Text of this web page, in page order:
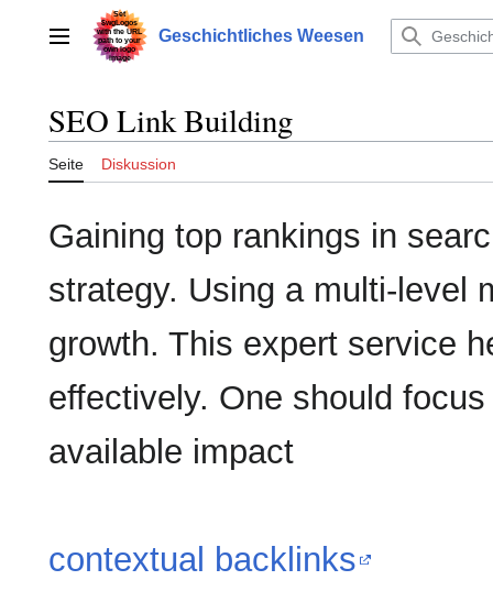
springenHauptmenü Geschichtliches Weesen
SEO Link Building
Seite Diskussion
Gaining top rankings in
strategy. Using a multi-level
growth. This expert service
effectively. One should
available impact
contextual backlinks